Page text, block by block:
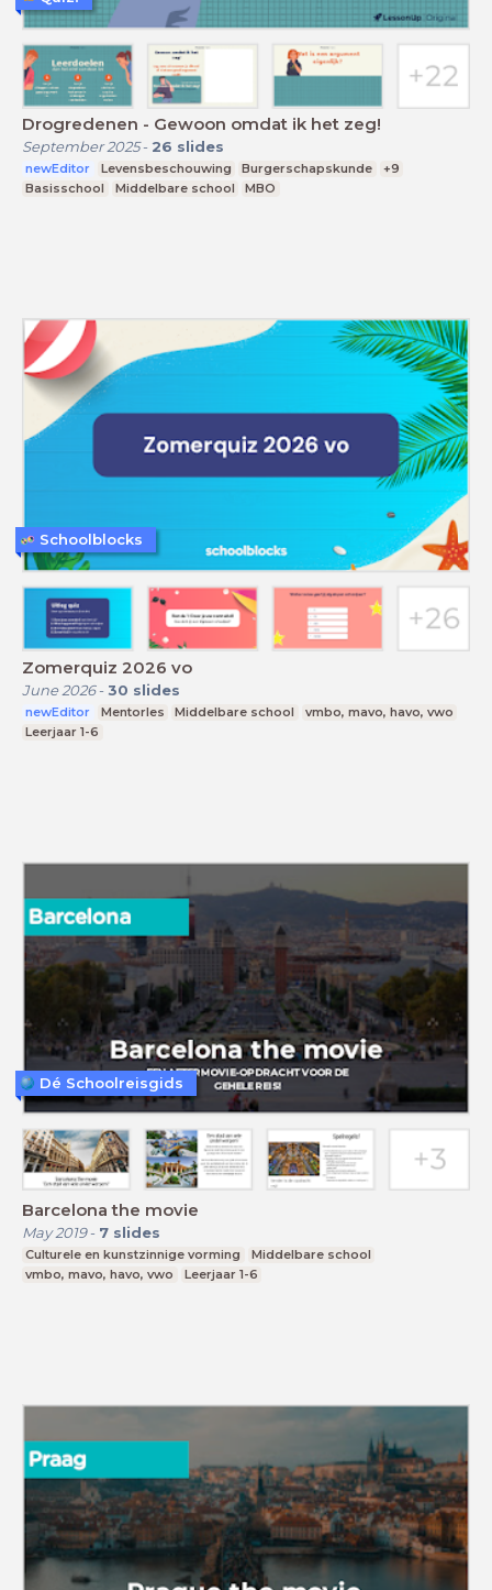
Drogredenen - Gewoon omdat ik het zeg!
September 2025- 26 slides
newEditor Levensbeschouwing Burgerschapskunde
+9
Basisschool
Middelbare school MBO
Zomerquiz 2026 vo
June 2026- 30 slides
newEditor Mentorles Middelbare school
vmbo, mavo, havo, vwo
Leerjaar 1-6
Schoolblocks
Barcelona the movie
May 2019- 7 slides
Culturele en kunstzinnige vorming
Middelbare school
vmbo, mavo, havo, vwo
Leerjaar 1-6
Dé Schoolreisgids